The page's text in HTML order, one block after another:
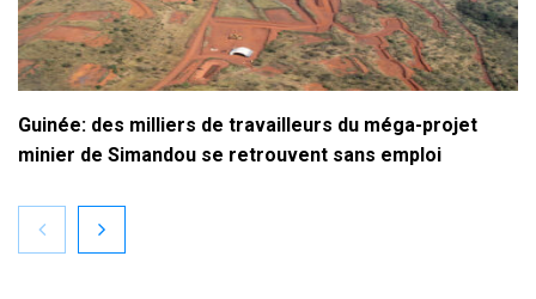
Guinée: des milliers de travailleurs du méga-projet
minier de Simandou se retrouvent sans emploi